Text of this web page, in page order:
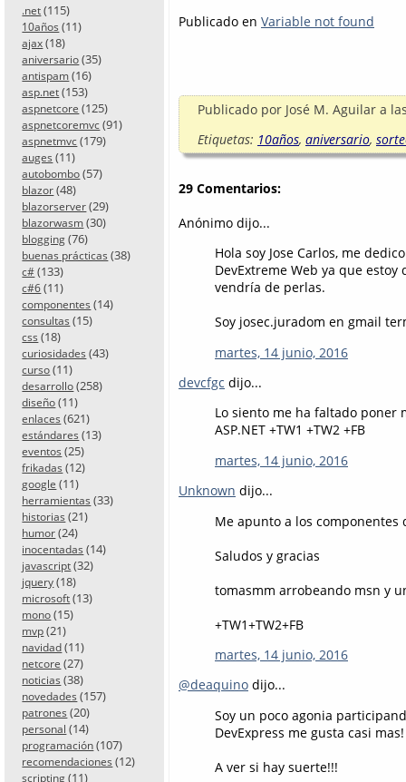
.net (115)
10años (11)
ajax (18)
aniversario (35)
antispam (16)
asp.net (153)
aspnetcore (125)
aspnetcoremvc (91)
aspnetmvc (179)
auges (11)
autobombo (57)
blazor (48)
blazorserver (29)
blazorwasm (30)
blogging (76)
buenas prácticas (38)
c# (133)
c#6 (11)
componentes (14)
consultas (15)
css (18)
curiosidades (43)
curso (11)
desarrollo (258)
diseño (11)
enlaces (621)
estándares (13)
eventos (25)
frikadas (12)
google (11)
herramientas (33)
historias (21)
humor (24)
inocentadas (14)
javascript (32)
jquery (18)
microsoft (13)
mono (15)
mvp (21)
navidad (11)
netcore (27)
noticias (38)
novedades (157)
patrones (20)
personal (14)
programación (107)
recomendaciones (12)
scripting (11)
Publicado en Variable not found
Publicado por José M. Aguilar a
Etiquetas: 10años, aniversario,
29 Comentarios:
Anónimo dijo...
Hola soy Jose Carlos, me
DevExtreme Web ya que
vendría de perlas.
Soy josec.juradom en gmail
martes, 14 junio, 2016
devcfgc dijo...
Lo siento me ha faltado poner
ASP.NET +TW1 +TW2 +FB
martes, 14 junio, 2016
Unknown dijo...
Me apunto a los componentes
Saludos y gracias
tomasmm arrobeando msn y
+TW1+TW2+FB
martes, 14 junio, 2016
@deaquino dijo...
Soy un poco agonia
DevExpress me gusta casi
A ver si hay suerte!!!